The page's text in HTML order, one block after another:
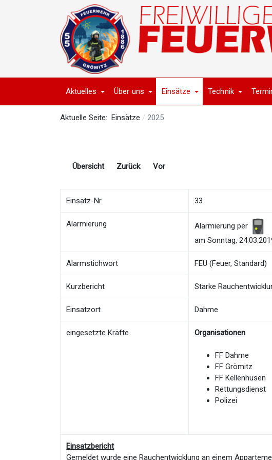
Aktuelles Über uns Einsätze Technik
Aktuelle Seite: Einsätze 2025
Übersicht Zurück Vor
Einsatz-Nr. 33
Alarmierung
Alarmierung per
am Sonntag,
Alarmstichwort FEU (Feuer, Standard)
Kurzbericht Starke
Einsatzort Dahme
eingesetzte Kräfte Organisationen
FF Dahme
FF Grömitz
FF Kellenhusen
Rettungsdienst
Polizei
Einsatzbericht
Gemeldet wurde eine Rauchentwicklung an einem